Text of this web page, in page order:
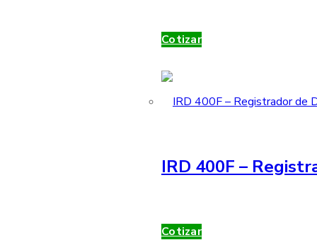
Cotizar
IRD 400F –
Cotizar